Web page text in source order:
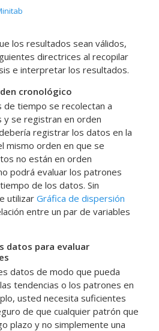
los resultados sean válidos,
directrices al recopilar
e interpretar los resultados.
cronológico
tiempo se recolectan a
y se registran en orden
registrar los datos en la
mismo orden en que se
no están en orden
podrá evaluar los patrones
de los datos. Sin
utilizar Gráfica de dispersión
entre un par de variables
datos para evaluar
datos de modo que pueda
tendencias o los patrones en
usted necesita suficientes
de que cualquier patrón que
plazo y no simplemente una